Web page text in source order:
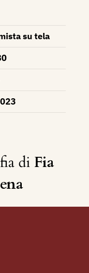
su tela
di Fia